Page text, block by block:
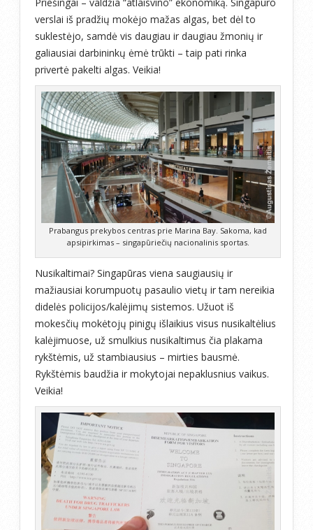
verslai iš pradžių mokėjo mažas algas, bet dėl to
suklestėjo, samdė vis daugiau ir daugiau žmonių ir
galiausiai darbininkų ėmė trūkti – taip pati rinka
privertė pakelti algas. Veikia!
Prabangus prekybos centras prie Marina Bay. Sakoma, kad
apsipirkimas – singapūriečių nacionalinis sportas.
Nusikaltimai? Singapūras viena saugiausių ir
mažiausiai korumpuotų pasaulio vietų ir tam nereikia
didelės policijos/kalėjimų sistemos. Užuot iš
mokesčių mokėtojų pinigų išlaikius visus nusikaltėlius
kalėjimuose, už smulkius nusikaltimus čia plakama
rykštėmis, už stambiausius – mirties bausmė.
Rykštėmis baudžia ir mokytojai nepaklusnius vaikus.
Veikia!